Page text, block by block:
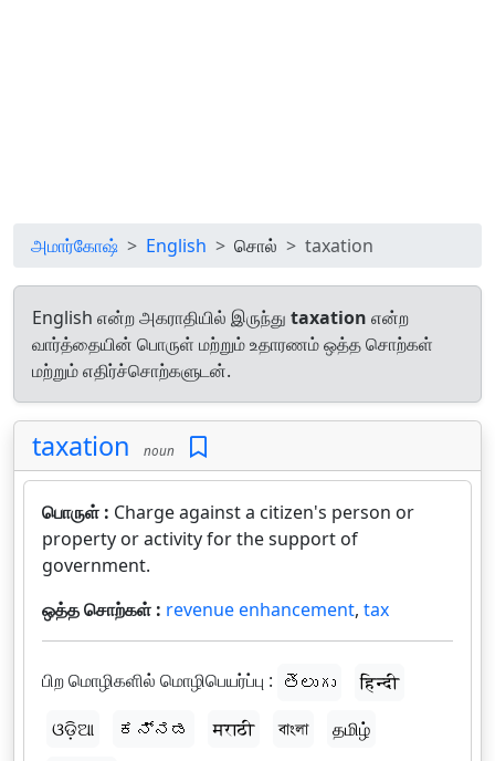
அமார்கோஷ் English சொல் taxation
English என்ற அகராதியில் இருந்து taxation என்ற
வார்த்தையின் பொருள் மற்றும் உதாரணம் ஒத்த சொற்கள்
மற்றும் எதிர்ச்சொற்களுடன்.
taxation noun
பொருள் : Charge against a citizen's person or
property or activity for the support of
government.
ஒத்த சொற்கள் : revenue enhancement, tax
பிற மொழிகளில் மொழிபெயர்ப்பு : తెలుగు
हिन्दी
ଓଡ଼ିଆ
ಕನ್ನಡ मराठी বাংলা
தமிழ்